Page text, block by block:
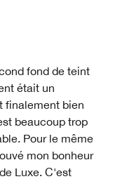
fond de teint
était un
finalement bien
beaucoup trop
Pour le même
mon bonheur
Luxe. C'est